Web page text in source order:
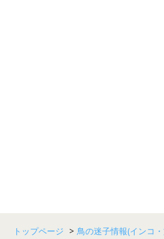
トップページ > 鳥の迷子情報(インコ